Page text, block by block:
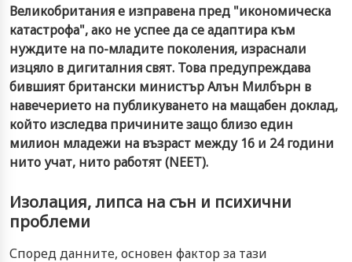
Великобритания е изправена пред "икономическа
катастрофа", ако не успее да се адаптира към
нуждите на по-младите поколения, израснали
изцяло в дигиталния свят. Това предупреждава
бившият британски министър Алън Милбърн в
навечерието на публикуването на мащабен доклад,
който изследва причините защо близо един
милион младежи на възраст между 16 и 24 години
нито учат, нито работят (NEET).
Изолация, липса на сън и психични
проблеми
Според данните, основен фактор за тази